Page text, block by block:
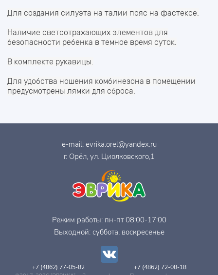
Для создания силуэта на талии пояс на фастексе.
Наличие светоотражающих элементов для
безопасности ребенка в темное время суток.
В комплекте рукавицы.
Для удобства ношения комбинезона в помещении
предусмотрены лямки для сброса.
+7 (4862) 77-05-82 +7 (4862) 72-08-18
e-mail: evrika.orel@yandex.ru
г. Орёл, ул. Циолковского,1
Режим работы: пн-пт 08:00-17:00
Выходной: суббота, воскресенье